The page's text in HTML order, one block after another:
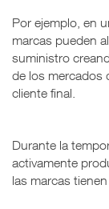
Por ejemplo, en
marcas pueden
suministro
de los mercados
cliente final.
Durante la
activamente
las marcas